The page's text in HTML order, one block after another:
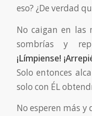
eso? ¿De verdad
No caigan en las
sombrías y
¡Límpiense!
Solo entonces
solo con ÉL
No esperen más y